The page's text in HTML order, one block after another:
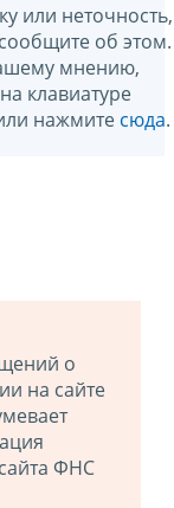
или неточность,
об этом.
мнению,
клавиатуре
нажмите сюда.
о
на сайте
ФНС